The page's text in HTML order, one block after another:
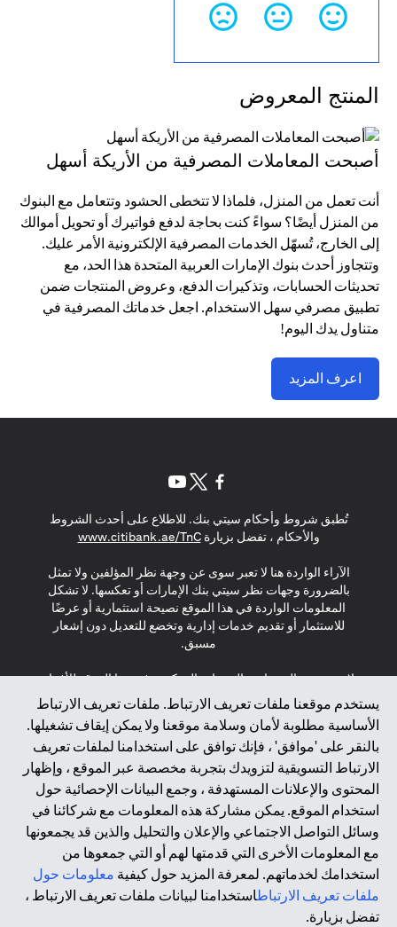
المنتج المعروض
أصبحت المعاملات المصرفية من الأريكة أسهل
أنت تعمل من المنزل، فلماذا لا تتخطى الحشود وتتعامل مع البنوك
من المنزل أيضًا؟ سواءً كنت بحاجة لدفع فواتيرك أو تحويل أموالك
إلى الخارج، تُسهّل الخدمات المصرفية الإلكترونية الأمر عليك.
وتتجاوز أحدث بنوك الإمارات العربية المتحدة هذا الحد، مع
تحديثات الحسابات، وتذكيرات الدفع، وعروض المنتجات ضمن
تطبيق مصرفي سهل الاستخدام. اجعل خدماتك المصرفية في
متناول يدك اليوم!
اعرف المزيد
يستخدم موقعنا ملفات تعريف الارتباط. ملفات تعريف الارتباط
الأساسية مطلوبة لأمان وسلامة موقعنا ولا يمكن إيقاف تشغيلها.
بالنقر على 'موافق' ، فإنك توافق على استخدامنا لملفات تعريف
الارتباط التسويقية لتزويدك بتجربة مخصصة عبر الموقع ، وإظهار
المحتوى والإعلانات المستهدفة ، وجمع البيانات الإحصائية حول
استخدام الموقع. يمكن مشاركة هذه المعلومات مع شركائنا في
وسائل التواصل الاجتماعي والإعلان والتحليل والذين قد يجمعونها
مع المعلومات الأخرى التي قدمتها لهم أو التي جمعوها من
استخدامك لخدماتهم. لمعرفة المزيد حول كيفية معلومات حول
ملفات تعريف الارتباطاستخدامنا لبيانات ملفات تعريف الارتباط ،
تفضل بزيارة.
تُطبق شروط وأحكام سيتي بنك. للاطلاع على أحدث الشروط
والأحكام ، تفضل بزيارةwww.citibank.ae/TnC
(opens in a new tab)
الآراء الواردة هنا لا تعبر سوى عن وجهة نظر المؤلفين ولا تمثل
بالضرورة وجهات نظر سيتي بنك الإمارات أو تعكسها. لا تشكل
المعلومات الواردة في هذا الموقع نصيحة استثمارية أو عرضًا
للاستثمار أو تقديم خدمات إدارية وتخضع للتعديل دون إشعار
مسبق.
لا يتم تقديم المنتجات والخدمات المذكورة في هذا الموقع للأفراد
المقيمين في الاتحاد الأوروبي أو المنطقة الاقتصادية الأوروبية أو
سويسرا أو غيرنسي أو جيرسي أو موناكو أو سان مارينو أو
الفاتيكان أو جزيرة مان أو المملكة المتحدة أو خصوصية البيانات
(لائحة حماية البيانات العامة \ قانون حماية البيانات الشخصية
العامة \ قانون خصوصية نيوزيلندا). المحتوى الموجود في هذه
الصفحة ليس ولا ينبغي تفسيره على أنه عرض أو دعوة أو دعوة
لشراء أو بيع أي من المنتجات والخدمات المذكورة هنا لمثل هؤلاء
الأفراد.
*GDPR – اللائحة العامة لحماية البيانات؛ * LGPD – Lei Geral de
Proteção de Dados Pessoais ; *NZPA – قانون الخصوصية
النيوزيلندي